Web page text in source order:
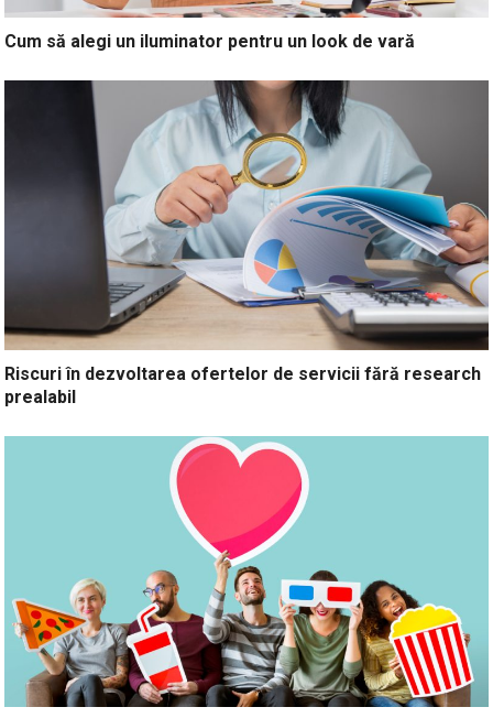
Cum să alegi un iluminator pentru un look de vară
Riscuri în dezvoltarea ofertelor de servicii fără research
prealabil